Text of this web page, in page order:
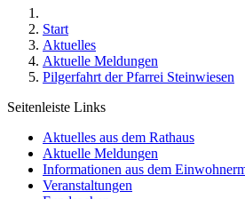
Start
Aktuelles
Aktuelle Meldungen
Pilgerfahrt der Pfarrei Steinwiesen
Seitenleiste Links
Aktuelles aus dem Rathaus
Aktuelle Meldungen
Informationen aus dem
Veranstaltungen